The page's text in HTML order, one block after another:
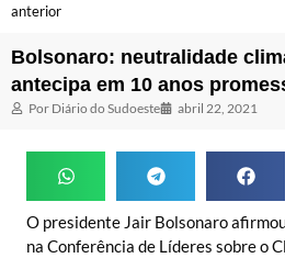
anterior
Bolsonaro: neutralidade
antecipa em 10 anos
Por Diário do Sudoeste abril 22, 2021
O presidente Jair Bolsonaro
na Conferência de Líderes sobre o